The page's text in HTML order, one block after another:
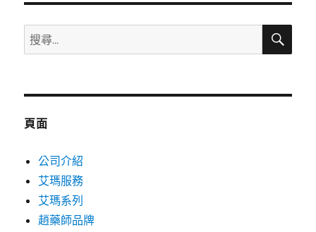
搜
尋
鍵
搜
頁面
公司介紹
艾瑪服務
艾瑪系列
趙藥師品牌